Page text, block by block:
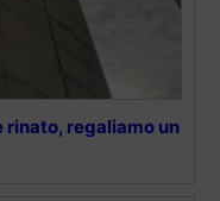
rinato, regaliamo un